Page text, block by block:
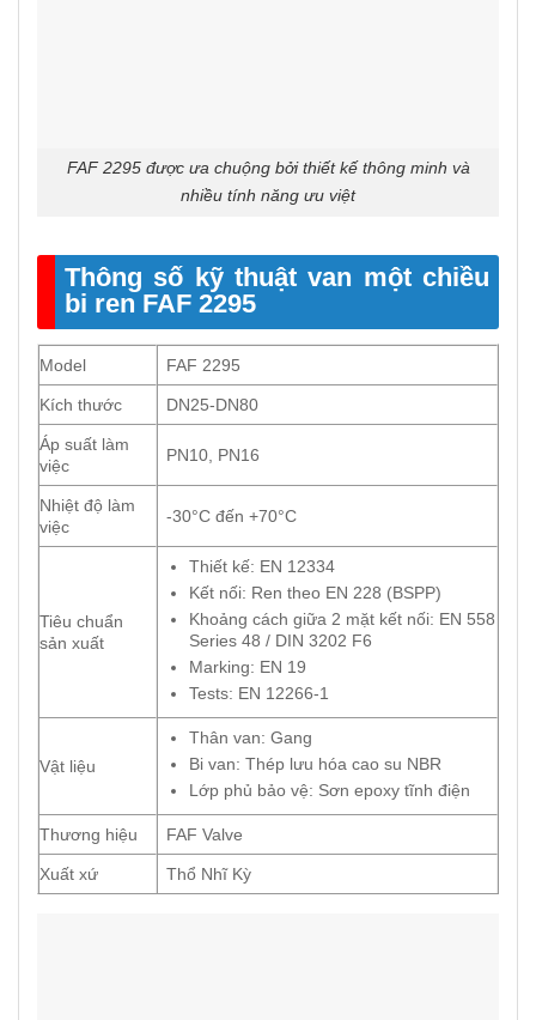
FAF 2295 được ưa chuộng bởi thiết kế thông minh và
nhiều tính năng ưu việt
Thông số kỹ thuật van một chiều
bi ren FAF 2295
Model FAF 2295
Kích thước DN25-DN80
Áp suất làm
việc
PN10, PN16
Nhiệt độ làm
việc
-30°C đến +70°C
Tiêu chuẩn
sản xuất
Thiết kế: EN 12334
Kết nối: Ren theo EN 228 (BSPP)
Khoảng cách giữa 2 mặt kết nối: EN 558
Series 48 / DIN 3202 F6
Marking: EN 19
Tests: EN 12266-1
Vật liệu
Thân van: Gang
Bi van: Thép lưu hóa cao su NBR
Lớp phủ bảo vệ: Sơn epoxy tĩnh điện
Thương hiệu FAF Valve
Xuất xứ Thổ Nhĩ Kỳ